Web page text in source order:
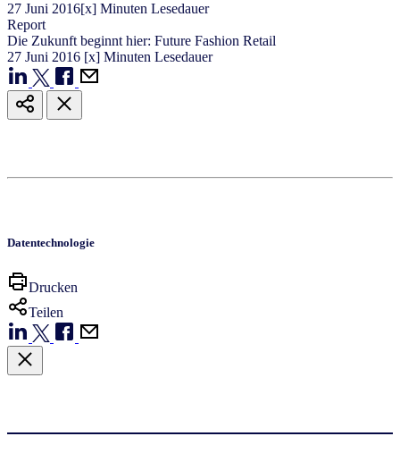
27 Juni 2016[x] Minuten Lesedauer
Report
Die Zukunft beginnt hier: Future Fashion Retail
27 Juni 2016 [x] Minuten Lesedauer
Datentechnologie
Drucken
Teilen